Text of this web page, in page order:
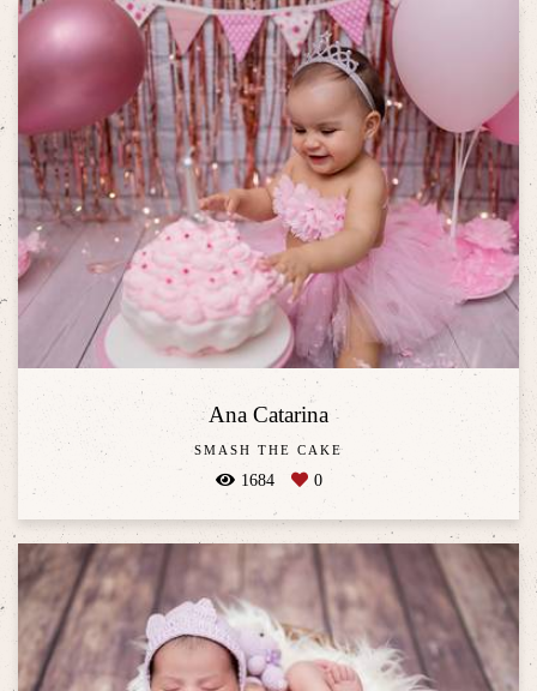
Ana Catarina
SMASH THE CAKE
1684 0